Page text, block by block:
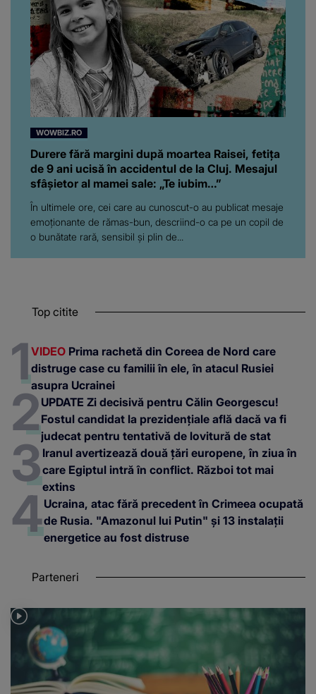
WOWBIZ.RO
Durere fără margini după moartea Raisei, fetița
de 9 ani ucisă în accidentul de la Cluj. Mesajul
sfâșietor al mamei sale: „Te iubim…”
În ultimele ore, cei care au cunoscut-o au publicat mesaje
emoționante de rămas-bun, descriind-o ca pe un copil de
o bunătate rară, sensibil și plin de...
Top citite
VIDEO Prima rachetă din Coreea de Nord care
distruge case cu familii în ele, în atacul Rusiei
asupra Ucrainei
UPDATE Zi decisivă pentru Călin Georgescu!
Fostul candidat la prezidențiale află dacă va fi
judecat pentru tentativă de lovitură de stat
Iranul avertizează două țări europene, în ziua în
care Egiptul intră în conflict. Război tot mai
extins
Ucraina, atac fără precedent în Crimeea ocupată
de Rusia. "Amazonul lui Putin" și 13 instalații
energetice au fost distruse
Parteneri